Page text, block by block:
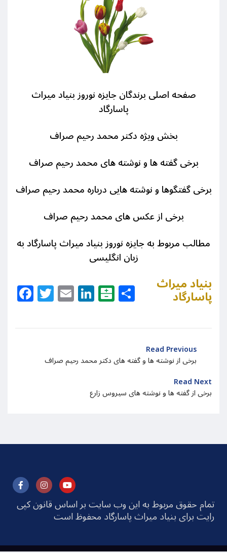
صفحه اصلی برندگان جایزه نوروز بنیاد میراث
پاسارگاد
بخش ویژه دکتر محمد رحیم صراف
برخی گفته ها و نوشته های محمد رحیم صراف
برخی گفتگوها و نوشته هایی درباره محمد رحیم صراف
برخی از عکس های محمد رحیم صراف
مطالب مربوط به جایزه نوروز بنیاد میراث پاسارگاد به
زبان انگلیسی
Facebook
Twitter
EmailLinkedIn
Balatarin
Share
بنیاد میراث
پاسارگاد
Read Previous
برخی از نوشته ها و گفته های دکتر محمد رحیم صراف
Read Next
برخی از گفته ها و نوشته های سیروس زارع
تمام حقوق مربوط به این وب سایت بر اساس قانون کپی
رایت برای بنیاد میراث پاسارگاد محفوظ است